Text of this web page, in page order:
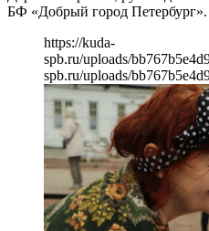
БФ «Добрый город Петербург».
https://kuda-
spb.ru/uploads/
spb.ru/uploads/